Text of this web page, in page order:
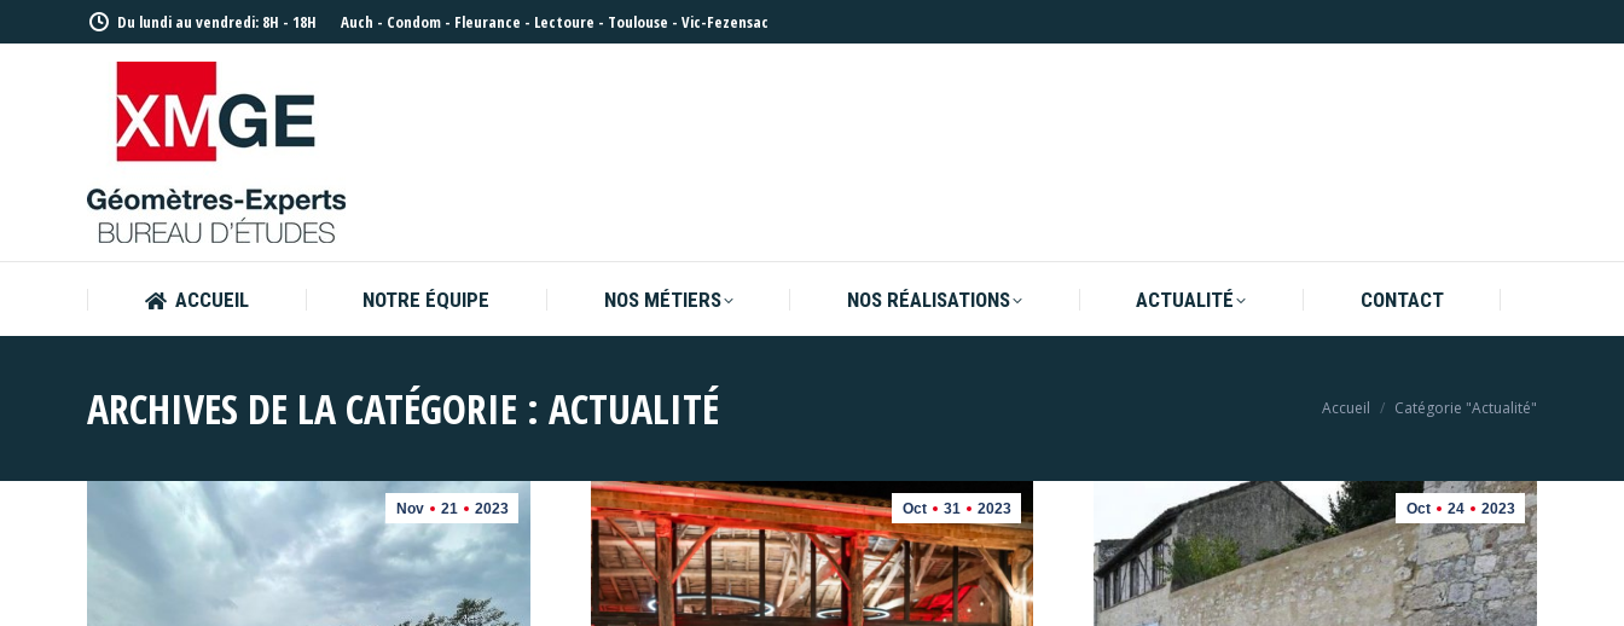
Du lundi au vendredi: 8H - 18H Auch - Condom - Fleurance - Lectoure - Toulouse - Vic-Fezensac
ACCUEIL NOTRE ÉQUIPE NOS MÉTIERS NOS RÉALISATIONS ACTUALITÉ CONTACT
ARCHIVES DE LA CATÉGORIE : ACTUALITÉ Vous êtes ici :
Accueil Catégorie "Actualité"
Nov 21 2023 Oct 31 2023 Oct 24 2023
ACCUEIL NOTRE ÉQUIPE NOS MÉTIERS NOS RÉALISATIONS ACTUALITÉ CONTACT